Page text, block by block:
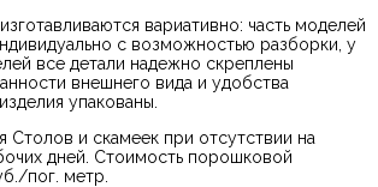
вариативно: часть моделей
с возможностью разборки, у
все детали надежно скреплены
внешнего вида и удобства
упакованы.
Столов и скамеек при отсутствии на
дней. Стоимость порошковой
пог. метр.